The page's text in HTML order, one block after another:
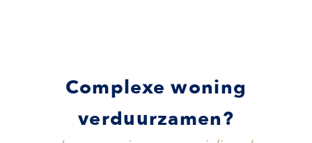
Complexe woning
verduurzamen?